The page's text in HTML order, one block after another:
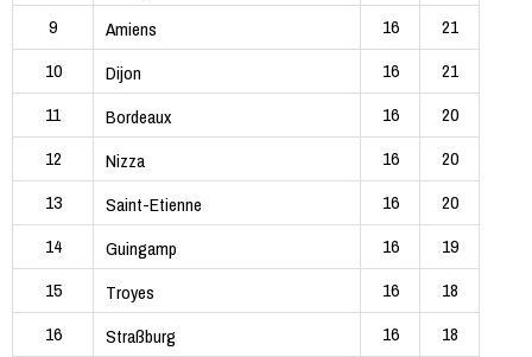
9
Amiens 16
21
10
Dijon 16
21
11
Bordeaux 16
20
12
Nizza 16
20
13
Saint-Etienne 16
20
14
Guingamp 16
19
15
Troyes 16
18
16
Straßburg 16
18